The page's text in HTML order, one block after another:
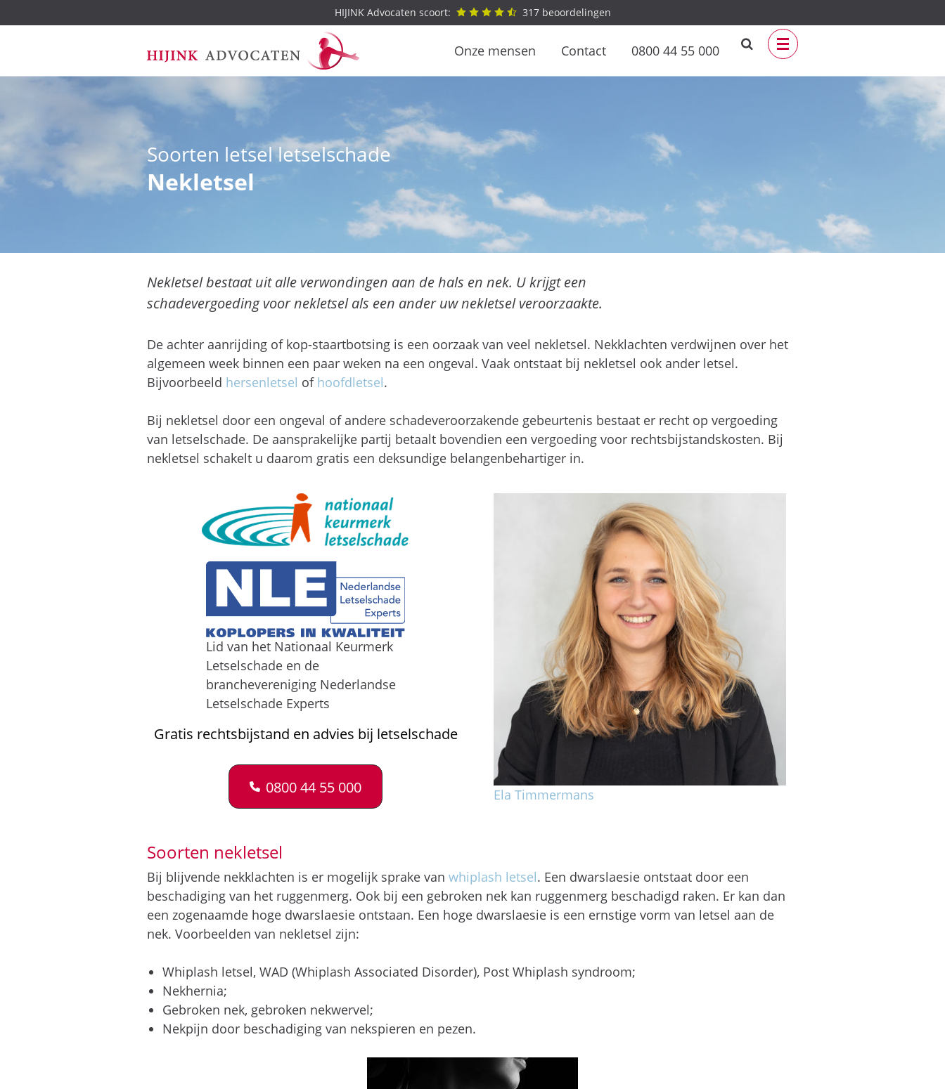
naar
de
inhoud
HIJINK Advocaten scoort: 317beoordelingen
Onze mensen Contact 0800 44 55 000
Soorten letsel letselschade
Nekletsel
Nekletsel bestaat uit alle verwondingen aan de hals en nek. U krijgt een
schadevergoeding voor nekletsel als een ander uw nekletsel veroorzaakte.
De achter aanrijding of kop-staartbotsing is een oorzaak van veel nekletsel. Nekklachten verdwijnen over het
algemeen week binnen een paar weken na een ongeval. Vaak ontstaat bij nekletsel ook ander letsel.
Bijvoorbeeld hersenletsel of hoofdletsel.
Bij nekletsel door een ongeval of andere schadeveroorzakende gebeurtenis bestaat er recht op vergoeding
van letselschade. De aansprakelijke partij betaalt bovendien een vergoeding voor rechtsbijstandskosten. Bij
nekletsel schakelt u daarom gratis een deksundige belangenbehartiger in.
Lid van het Nationaal Keurmerk
Letselschade en de
branchevereniging Nederlandse
Letselschade Experts
Gratis rechtsbijstand en advies bij letselschade
0800 44 55 000 Ela Timmermans
Soorten nekletsel
Bij blijvende nekklachten is er mogelijk sprake van whiplash letsel. Een dwarslaesie ontstaat door een
beschadiging van het ruggenmerg. Ook bij een gebroken nek kan ruggenmerg beschadigd raken. Er kan dan
een zogenaamde hoge dwarslaesie ontstaan. Een hoge dwarslaesie is een ernstige vorm van letsel aan de
nek. Voorbeelden van nekletsel zijn:
Whiplash letsel, WAD (Whiplash Associated Disorder), Post Whiplash syndroom;
Nekhernia;
Gebroken nek, gebroken nekwervel;
Nekpijn door beschadiging van nekspieren en pezen.